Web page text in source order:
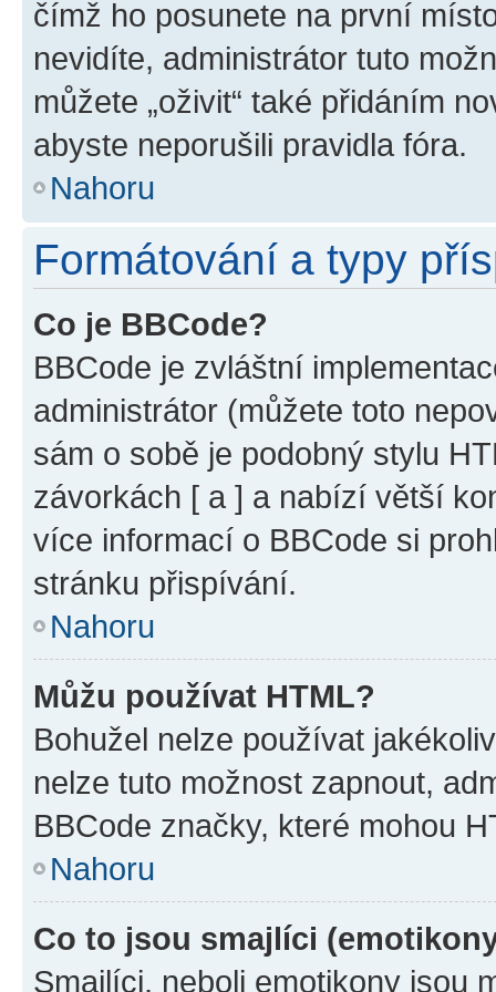
čímž ho posunete na první
nevidíte, administrátor tuto
můžete „oživit“ také přidáním
abyste neporušili pravidla fóra.
Nahoru
Formátování a typy
Co je BBCode?
BBCode je zvláštní
administrátor (můžete toto
sám o sobě je podobný stylu
závorkách [ a ] a nabízí větší
více informací o BBCode si
stránku přispívání.
Nahoru
Můžu používat HTML?
Bohužel nelze používat
nelze tuto možnost zapnout,
BBCode značky, které mohou
Nahoru
Co to jsou smajlíci
Smajlíci, neboli emotikony jsou